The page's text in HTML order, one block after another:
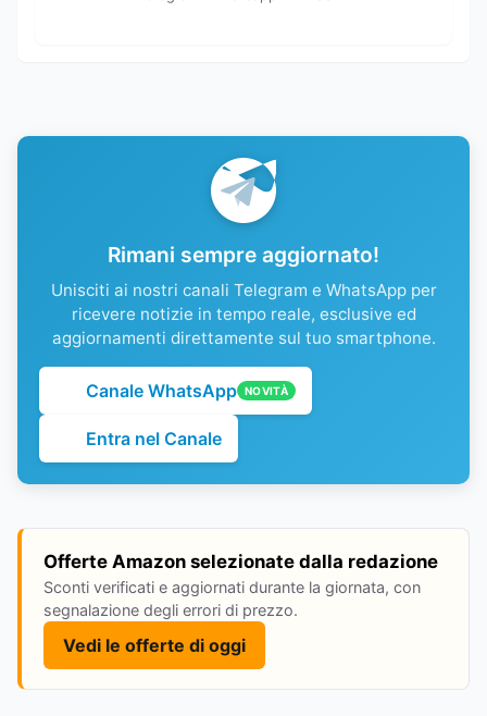
Rimani sempre aggiornato!
Unisciti ai nostri canali Telegram e WhatsApp per
ricevere notizie in tempo reale, esclusive ed
aggiornamenti direttamente sul tuo smartphone.
Canale WhatsApp NOVITÀ
Entra nel Canale
Offerte Amazon selezionate dalla redazione
Sconti verificati e aggiornati durante la giornata, con
segnalazione degli errori di prezzo.
Vedi le offerte di oggi